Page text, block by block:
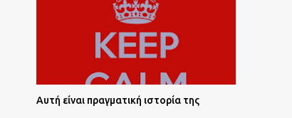
Αυτή είναι πραγματική ιστορία της